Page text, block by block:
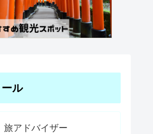
ル
旅アドバイザー